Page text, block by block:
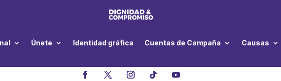
Únete Identidad gráfica Cuentas de Campaña Causas